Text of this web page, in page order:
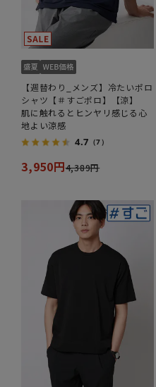
【週替わり_メンズ】冷たいポロ
シャツ【＃すごポロ】【涼】
肌に触れるとヒンヤリ感じる心
地よい涼感
4.7 （7）
3,950円4,389円